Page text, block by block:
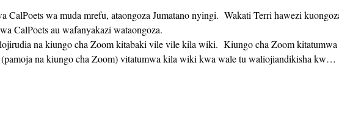
CalPoets au wafanyakazi wataongoza.
na kiungo cha Zoom) vitatumwa kila wiki kwa wale tu waliojiandikisha kw…